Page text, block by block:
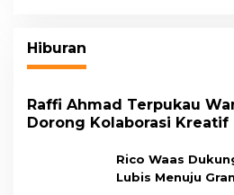
Hiburan
Raffi Ahmad Terpukau
Dorong Kolaborasi Kreatif
Rico Waas
Lubis Menuju